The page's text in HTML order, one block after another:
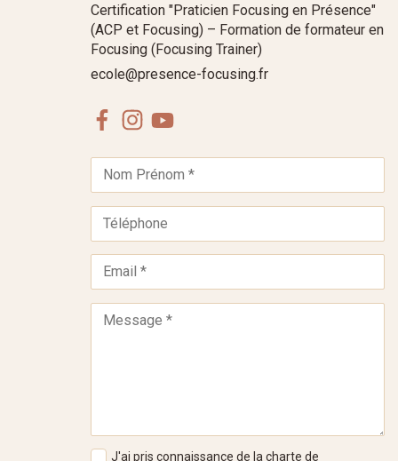
Certification "Praticien Focusing en Présence"
(ACP et Focusing) – Formation de formateur en
Focusing (Focusing Trainer)
ecole@presence-focusing.fr
FacebookInstagram
J'ai pris connaissance de la charte de